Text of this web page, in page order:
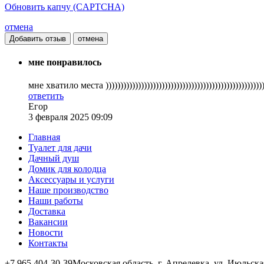
Обновить капчу (CAPTCHA)
отмена
отмена
мне понравилось
мне хватило места ))))))))))))))))))))))))))))))))))))))))))))))))))))))
ответить
Егор
3 февраля 2025 09:09
Главная
Туалет для дачи
Дачный душ
Домик для колодца
Аксессуары и услуги
Наше производство
Наши работы
Доставка
Вакансии
Новости
Контакты